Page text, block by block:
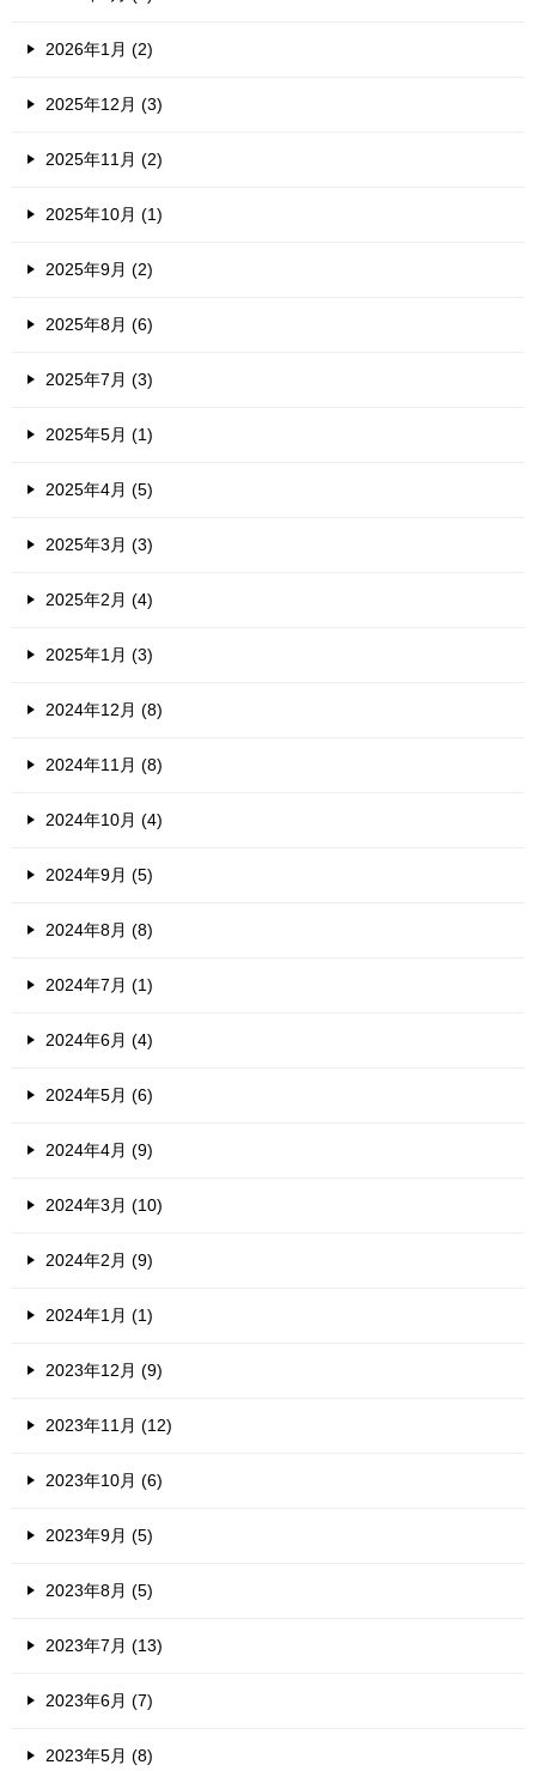
2026年1月 (2)
2025年12月 (3)
2025年11月 (2)
2025年10月 (1)
2025年9月 (2)
2025年8月 (6)
2025年7月 (3)
2025年5月 (1)
2025年4月 (5)
2025年3月 (3)
2025年2月 (4)
2025年1月 (3)
2024年12月 (8)
2024年11月 (8)
2024年10月 (4)
2024年9月 (5)
2024年8月 (8)
2024年7月 (1)
2024年6月 (4)
2024年5月 (6)
2024年4月 (9)
2024年3月 (10)
2024年2月 (9)
2024年1月 (1)
2023年12月 (9)
2023年11月 (12)
2023年10月 (6)
2023年9月 (5)
2023年8月 (5)
2023年7月 (13)
2023年6月 (7)
2023年5月 (8)